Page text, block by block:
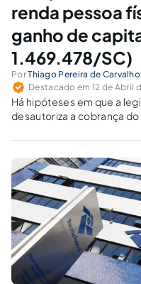
renda pessoa
ganho de
1.469.478/SC)
PorThiago Pereira de Carvalho
Destacado em 12 de Abril
Há hipóteses em que a
desautoriza a cobrança do